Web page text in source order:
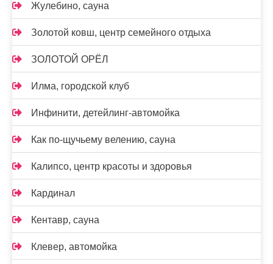
Жулебино, сауна
Золотой ковш, центр семейного отдыха
ЗОЛОТОЙ ОРЁЛ
Илма, городской клуб
Инфинити, детейлинг-автомойка
Как по-щучьему велению, сауна
Калипсо, центр красоты и здоровья
Кардинал
Кентавр, сауна
Клевер, автомойка